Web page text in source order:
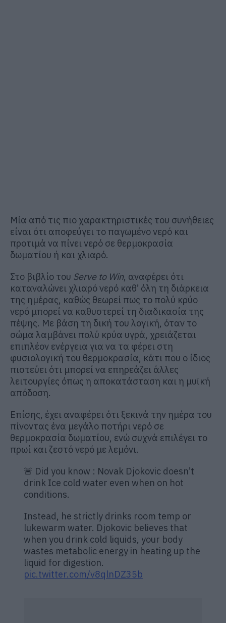
Μία από τις πιο χαρακτηριστικές του συνήθειες
είναι ότι αποφεύγει το παγωμένο νερό και
προτιμά να πίνει νερό σε θερμοκρασία
δωματίου ή και χλιαρό.
Στο βιβλίο του Serve to Win, αναφέρει ότι
καταναλώνει χλιαρό νερό καθ’ όλη τη διάρκεια
της ημέρας, καθώς θεωρεί πως το πολύ κρύο
νερό μπορεί να καθυστερεί τη διαδικασία της
πέψης. Με βάση τη δική του λογική, όταν το
σώμα λαμβάνει πολύ κρύα υγρά, χρειάζεται
επιπλέον ενέργεια για να τα φέρει στη
φυσιολογική του θερμοκρασία, κάτι που ο ίδιος
πιστεύει ότι μπορεί να επηρεάζει άλλες
λειτουργίες όπως η αποκατάσταση και η μυϊκή
απόδοση.
Επίσης, έχει αναφέρει ότι ξεκινά την ημέρα του
πίνοντας ένα μεγάλο ποτήρι νερό σε
θερμοκρασία δωματίου, ενώ συχνά επιλέγει το
πρωί και ζεστό νερό με λεμόνι.
🚨 Did you know : Novak Djokovic doesn’t
drink Ice cold water even when on hot
conditions.
Instead, he strictly drinks room temp or
lukewarm water. Djokovic believes that
when you drink cold liquids, your body
wastes metabolic energy in heating up the
liquid for digestion.
pic.twitter.com/v8qlnDZ35b